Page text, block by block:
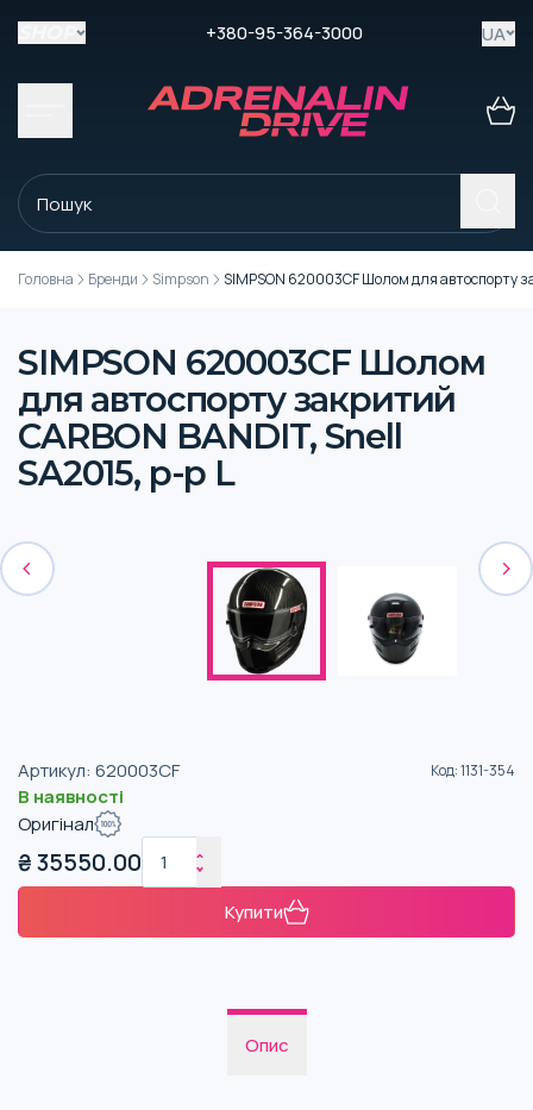
+380-95-364-3000 UA
Головна Бренди Simpson SIMPSON 620003CF Шолом для автоспорту
SIMPSON 620003CF Шолом
для автоспорту закритий
CARBON BANDIT, Snell
SA2015, р-р L
Артикул: 620003CF Код:1131-354
В наявності
Оригінал
₴35550.00
Купити
Опис